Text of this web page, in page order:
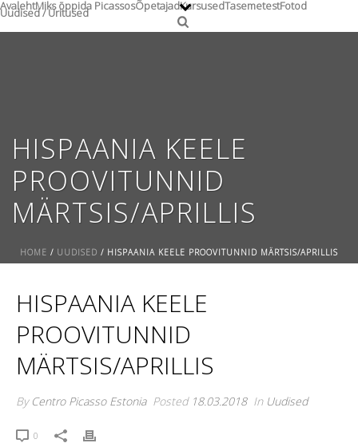
AvalehtMiks õppida PicassosÕpetajadKursusedTasemetestFotod
Uudised / Üritused
HISPAANIA KEELE
PROOVITUNNID
MÄRTSIS/APRILLIS
HOME / UUDISED / HISPAANIA KEELE PROOVITUNNID MÄRTSIS/APRILLIS
HISPAANIA KEELE
PROOVITUNNID
MÄRTSIS/APRILLIS
By Centro Picasso Estonia Posted 18.03.2018 In Uudised
0